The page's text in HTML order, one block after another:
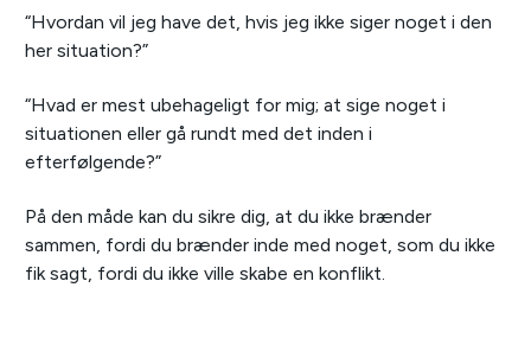
“Hvordan vil jeg have det, hvis jeg ikke siger noget i den
her situation?”
“Hvad er mest ubehageligt for mig; at sige noget i
situationen eller gå rundt med det inden i
efterfølgende?”
På den måde kan du sikre dig, at du ikke brænder
sammen, fordi du brænder inde med noget, som du ikke
fik sagt, fordi du ikke ville skabe en konflikt.